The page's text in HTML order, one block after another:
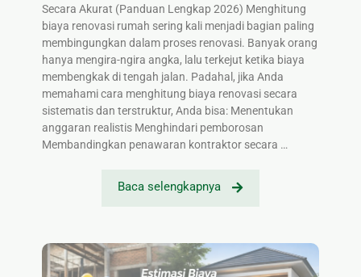
Secara Akurat (Panduan Lengkap 2026) Menghitung
biaya renovasi rumah sering kali menjadi bagian paling
membingungkan dalam proses renovasi. Banyak orang
hanya mengira-ngira angka, lalu terkejut ketika biaya
membengkak di tengah jalan. Padahal, jika Anda
memahami cara menghitung biaya renovasi secara
sistematis dan terstruktur, Anda bisa: Menentukan
anggaran realistis Menghindari pemborosan
Membandingkan penawaran kontraktor secara …
Baca selengkapnya